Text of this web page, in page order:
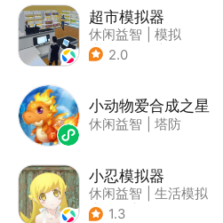
超市模拟器
休闲益智
模拟
| 文字游戏
2.0
小动物爱合成之星
休闲益智 塔防
小忍模拟器
休闲益智
生活模拟
| 恋爱
1.3